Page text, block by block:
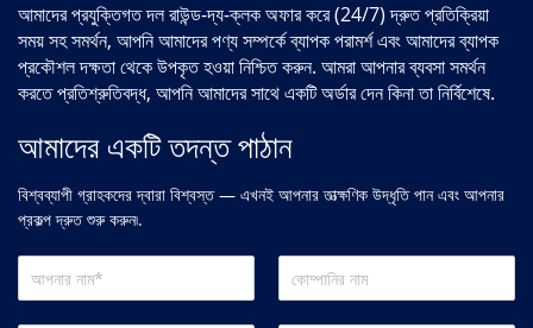
আমাদের প্রযুক্তিগত দল রাউন্ড-দ্য-ক্লক অফার করে (24/7) দ্রুত প্রতিক্রিয়া
সময় সহ সমর্থন, আপনি আমাদের পণ্য সম্পর্কে ব্যাপক পরামর্শ এবং আমাদের ব্যাপক
প্রকৌশল দক্ষতা থেকে উপকৃত হওয়া নিশ্চিত করুন. আমরা আপনার ব্যবসা সমর্থন
করতে প্রতিশ্রুতিবদ্ধ, আপনি আমাদের সাথে একটি অর্ডার দেন কিনা তা নির্বিশেষে.
আমাদের একটি তদন্ত পাঠান
বিশ্বব্যাপী গ্রাহকদের দ্বারা বিশ্বস্ত — এখনই আপনার তাত্ক্ষণিক উদ্ধৃতি পান এবং আপনার
প্রকল্প দ্রুত শুরু করুন৷.